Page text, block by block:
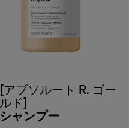
[アブソルート R. ゴー
ルド]
シャンプー